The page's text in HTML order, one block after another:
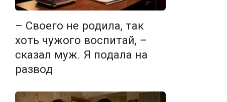
– Своего не родила, так
хоть чужого воспитай, –
сказал муж. Я подала на
развод